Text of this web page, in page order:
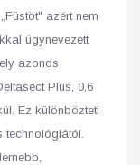
azért nem
úgynevezett
azonos
Plus, 0,6
Ez különbözteti